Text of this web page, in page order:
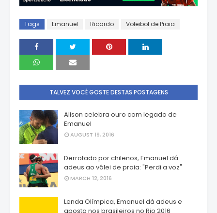
Tags Emanuel Ricardo Voleibol de Praia
TALVEZ VOCÊ GOSTE DESTAS POSTAGENS
Alison celebra ouro com legado de
Emanuel
AUGUST 19, 2016
Derrotado por chilenos, Emanuel dá
adeus ao vôlei de praia: "Perdi a voz"
MARCH 12, 2016
Lenda Olímpica, Emanuel dá adeus e
aposta nos brasileiros no Rio 2016